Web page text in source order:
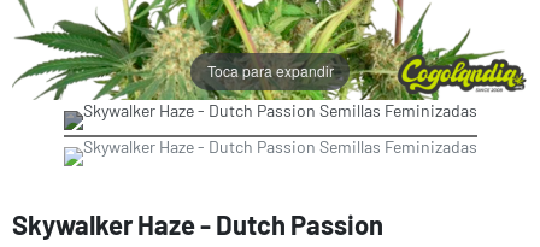
Toca para expandir
Skywalker Haze - Dutch Passion